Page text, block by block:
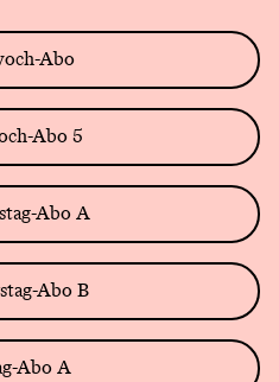
Abo
Abo 5
Abo A
Abo B
Abo A